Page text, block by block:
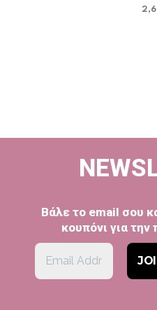
Βάλε το email σου
κουπόνι για